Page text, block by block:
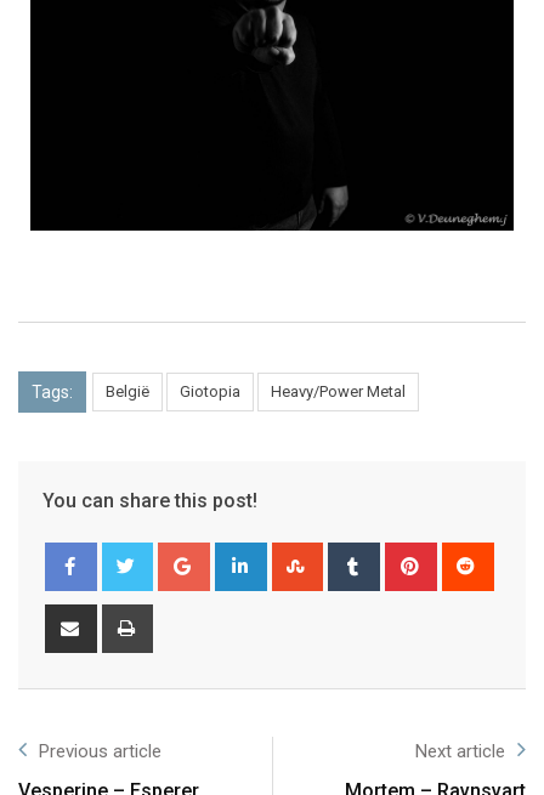
Tags: België Giotopia Heavy/Power Metal
You can share this post!
Previous article Next article